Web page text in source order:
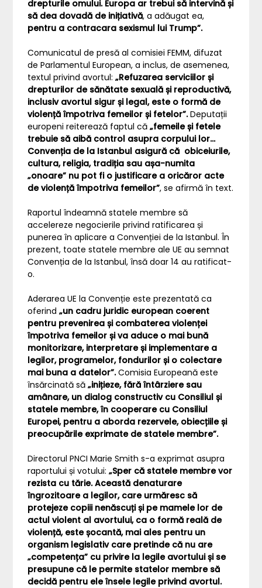
drepturile omului. Europa ar trebui să intervină și
să dea dovadă de inițiativă, a adăugat ea,
pentru a contracara sexismul lui Trump”.
Comunicatul de presă al comisiei FEMM, difuzat
de Parlamentul European, a inclus, de asemenea,
textul privind avortul:„Refuzarea serviciilor și
drepturilor de sănătate sexuală și reproductivă,
inclusiv avortul sigur și legal, este o formă de
violență împotriva femeilor și fetelor”.Deputații
europeni reiterează faptul că „femeile și fetele
trebuie să aibă control asupra corpului lor…
Convenția de la Istanbul asigură că obiceiurile,
cultura, religia, tradiția sau așa-numita
„onoare” nu pot fi o justificare a oricăror acte
de violență împotriva femeilor”, se afirmă în text.
Raportul îndeamnă statele membre să
accelereze negocierile privind ratificarea și
punerea în aplicare a Convenției de la Istanbul. În
prezent, toate statele membre ale UE au semnat
Convenția de la Istanbul, însă doar 14 au ratificat-
o.
Aderarea UE la Convenție este prezentată ca
oferind „un cadru juridic european coerent
pentru prevenirea și combaterea violenței
împotriva femeilor și va aduce o mai bună
monitorizare, interpretare și implementare a
legilor, programelor, fondurilor și o colectare
mai buna a datelor”.Comisia Europeană este
însărcinată să„inițieze, fără întârziere sau
amânare, un dialog constructiv cu Consiliul și
statele membre, în cooperare cu Consiliul
Europei, pentru a aborda rezervele, obiecțiile și
preocupările exprimate de statele membre”.
Directorul PNCI Marie Smith s-a exprimat asupra
raportului și votului:„Sper că statele membre vor
rezista cu tărie. Această denaturare
îngrozitoare a legilor, care urmăresc să
protejeze copiii nenăscuți și pe mamele lor de
actul violent al avortului, ca o formă reală de
violență, este șocantă, mai ales pentru un
organism legislativ care pretinde că nu are
„competența” cu privire la legile avortului și se
presupune că le permite statelor membre să
decidă pentru ele însele legile privind avortul.